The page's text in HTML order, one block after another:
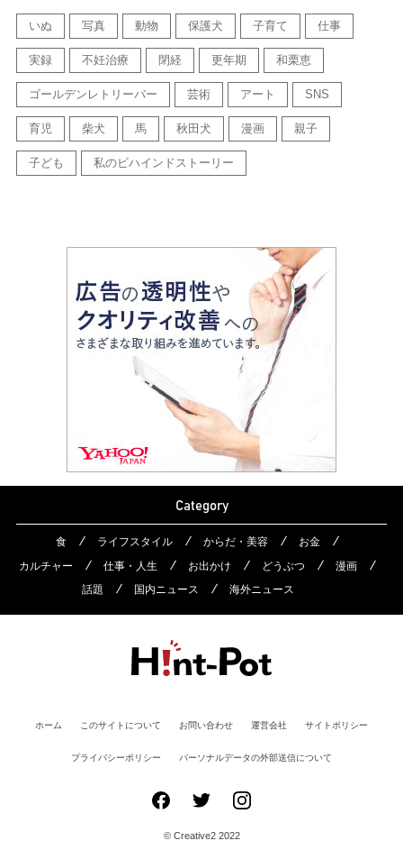
いぬ 写真 動物 保護犬 子育て 仕事
実録 不妊治療 閉経 更年期 和栗恵
ゴールデンレトリーバー 芸術 アート SNS
育児 柴犬 馬 秋田犬 漫画 親子
子ども 私のビハインドストーリー
Category
食 ライフスタイル からだ・美容
お金
カルチャー
仕事・人生 お出かけ どうぶつ
漫画
話題
国内ニュース 海外ニュース
ホーム このサイトについて お問い合わせ 運営会社 サイトポリシー
プライバシーポリシー パーソナルデータの外部送信について
© Creative2 2022